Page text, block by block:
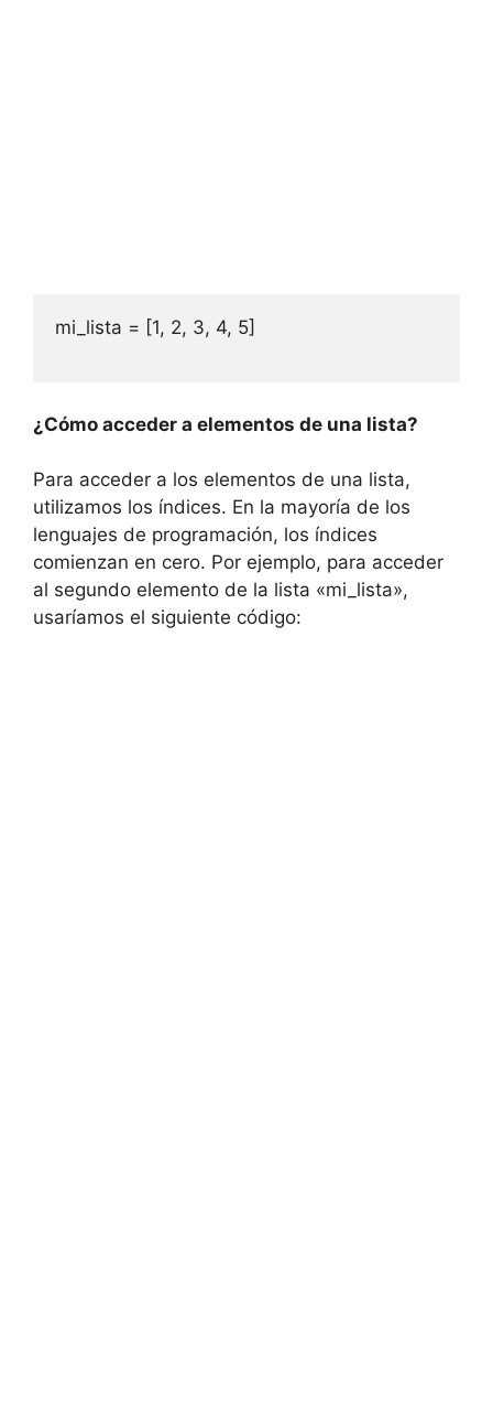
mi_lista = [1, 2, 3, 4, 5]
¿Cómo acceder a elementos de una lista?
Para acceder a los elementos de una lista,
utilizamos los índices. En la mayoría de los
lenguajes de programación, los índices
comienzan en cero. Por ejemplo, para acceder
al segundo elemento de la lista «mi_lista»,
usaríamos el siguiente código: